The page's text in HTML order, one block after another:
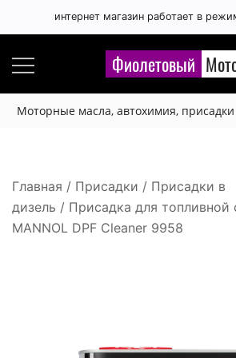
интернет магазин работает в
Фиолетовый
Моторные масла, автохимия,
Главная / Присадки / Присадки в
дизель / Присадка для топливной
MANNOL DPF Cleaner 9958
Правила публикации отзывов
этот товар.
Отзыв не публикуется если:
- набран латинскими буквами,
- отзыв рекламного характера